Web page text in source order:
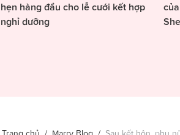
hẹn hàng đầu cho lễ cưới kết hợp
nghỉ dưỡng